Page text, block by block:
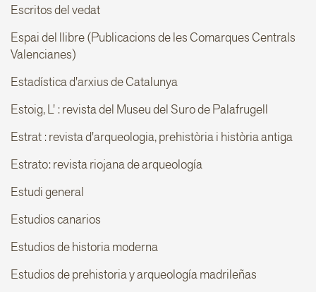
Escritos del vedat
Espai del llibre (Publicacions de les Comarques Centrals
Valencianes)
Estadística d'arxius de Catalunya
Estoig, L' : revista del Museu del Suro de Palafrugell
Estrat : revista d'arqueologia, prehistòria i història antiga
Estrato: revista riojana de arqueología
Estudi general
Estudios canarios
Estudios de historia moderna
Estudios de prehistoria y arqueología madrileñas